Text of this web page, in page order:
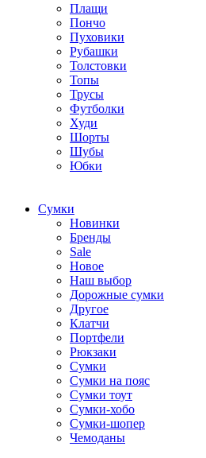
Плащи
Пончо
Пуховики
Рубашки
Толстовки
Топы
Трусы
Футболки
Худи
Шорты
Шубы
Юбки
Cумки
Новинки
Бренды
Sale
Новое
Наш выбор
Дорожные сумки
Другое
Клатчи
Портфели
Рюкзаки
Сумки
Сумки на пояс
Сумки тоут
Сумки-хобо
Сумки-шопер
Чемоданы